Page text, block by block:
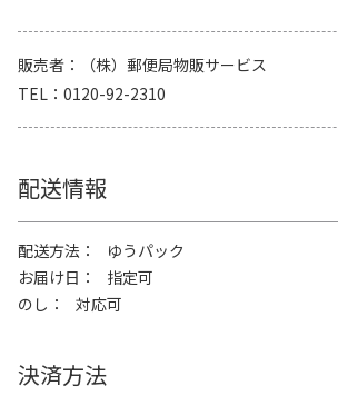
販売者
（株）郵便局物販サービス
TEL
0120-92-2310
配送情報
配送方法
ゆうパック
お届け日
指定可
のし
対応可
決済方法